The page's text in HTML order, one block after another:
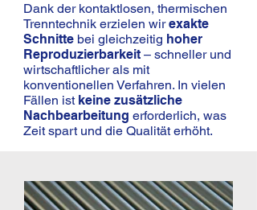
Dank der kontaktlosen, thermischen
Trenntechnik erzielen wirexakte
Schnitte bei gleichzeitig hoher
Reproduzierbarkeit – schneller und
wirtschaftlicher als mit
konventionellen Verfahren. In vielen
Fällen ist keine zusätzliche
Nachbearbeitung erforderlich, was
Zeit spart und die Qualität erhöht.